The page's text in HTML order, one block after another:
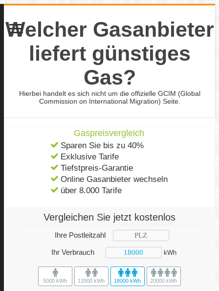
Welcher Gasanbieter
liefert günstiges
Gas?
Hierbei handelt es sich nicht um die offizielle GCIM (Global
Commission on International Migration) Seite.
Gaspreisvergleich
Sparen Sie bis zu 40%
Exklusive Tarife
Tiefstpreis-Garantie
Online Gasanbieter wechseln
über 8.000 Tarife
Vergleichen Sie jetzt kostenlos
Ihre Postleitzahl
Ihr Verbrauch kWh
5000 kWh 12000 kWh 18000 kWh 20000 kWh